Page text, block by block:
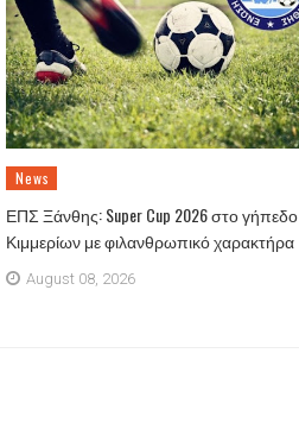
News
ΕΠΣ Ξάνθης: Super Cup 2026 στο γήπεδο
Κιμμερίων με φιλανθρωπικό χαρακτήρα
August 08, 2026